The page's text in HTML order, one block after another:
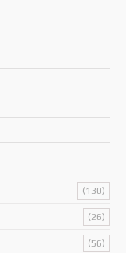
(130)
(26)
(56)